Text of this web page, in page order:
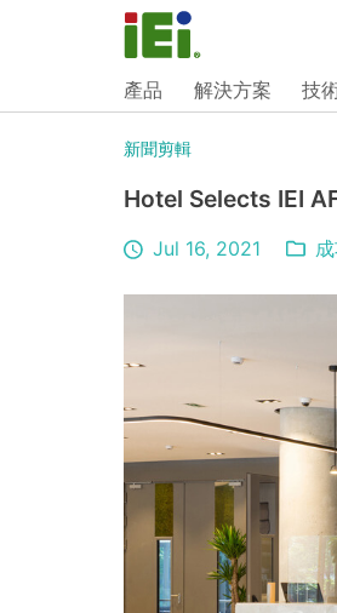
產品 解決方案 技
新聞剪輯
Hotel Selects IEI
Jul 16, 2021